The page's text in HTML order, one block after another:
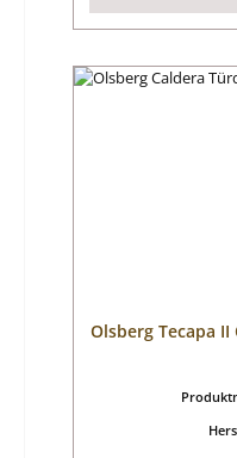
Olsberg Tecapa